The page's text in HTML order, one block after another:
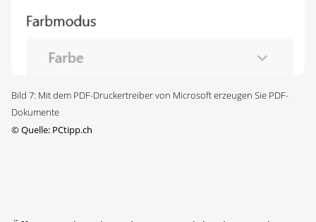
Bild 7: Mit dem PDF-Druckertreiber von Microsoft erzeugen Sie PDF-
Dokumente
©Quelle: PCtipp.ch